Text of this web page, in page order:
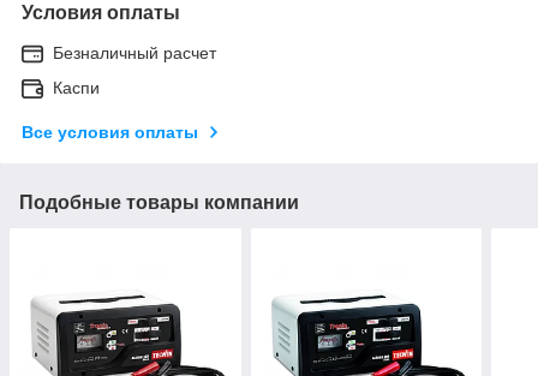
Условия оплаты
Безналичный расчет
Каспи
Все условия оплаты
Подобные товары компании